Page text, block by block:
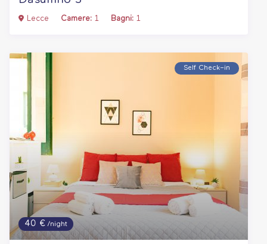
Lecce Camere: 1 Bagni: 1
40 €/night
Self Check–in